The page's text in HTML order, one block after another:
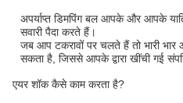
अपर्याप्त डिमपिंग बल आपके और आपके
सवारी पैदा करते हैं।
जब आप टकरावों पर चलते हैं तो भारी
सकता है, जिससे आपके द्वारा खींची गई
एयर शॉक कैसे काम करता है?